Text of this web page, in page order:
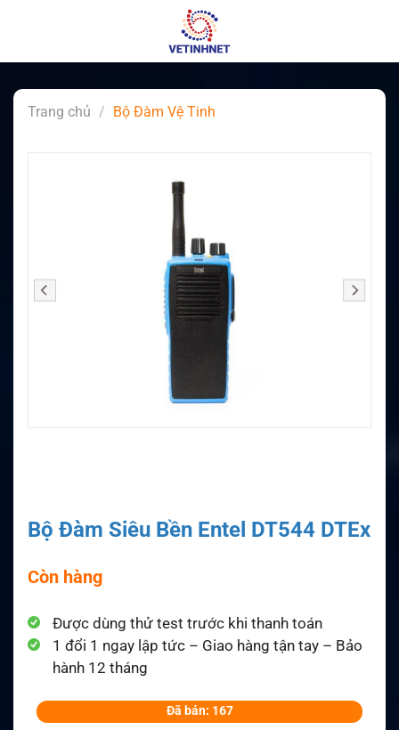
Trang chủ / Bộ Đàm Vệ Tinh
Bộ Đàm Siêu Bền Entel DT544 DTEx
Còn hàng
Được dùng thử test trước khi thanh toán
1 đổi 1 ngay lập tức – Giao hàng tận tay – Bảo
hành 12 tháng
Đã bán: 167